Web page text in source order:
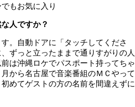
もお気に入り
人ですか？
。自動ドアに「タッチしてくださ
ずっと立ったままで通りすがりの人
は沖縄ロケでパスポート持ってちゃ
から名古屋で音楽番組のＭＣやって
めてゲストの方の名前を間違えずに